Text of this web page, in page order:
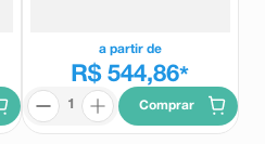
a partir de
R$ 544,86*
Comprar